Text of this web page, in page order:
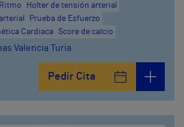
Holter de tensión arterial
Prueba de Esfuerzo
Cardiaca
Score de calcio
Valencia Turia
Pedir Cita